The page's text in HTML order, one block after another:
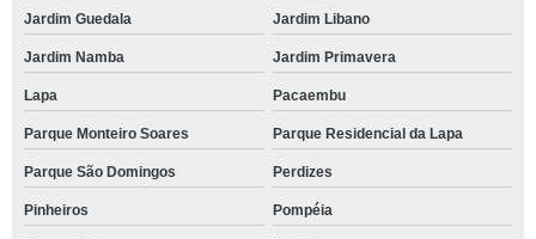
Jardim Guedala Jardim Libano
Jardim Namba Jardim Primavera
Lapa Pacaembu
Parque Monteiro Soares Parque Residencial da Lapa
Parque São Domingos Perdizes
Pinheiros Pompéia